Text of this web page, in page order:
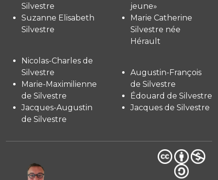
Silvestre
Suzanne Elisabeth
Silvestre
jeune»
Marie Catherine
Silvestre née
Hérault
Nicolas-Charles de
Silvestre
Marie-Maximilienne
de Silvestre
Jacques-Augustin
de Silvestre
Augustin-François
de Silvestre
Édouard de Silvestre
Jacques de Silvestre